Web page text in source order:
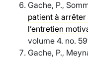
Gache, P.,
patient à arrêter
l’entretien
volume 4. no.
Gache, P.,